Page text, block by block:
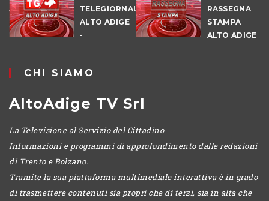
TELEGIORNALE
ALTO ADIGE
-
RASSEGNA
STAMPA
ALTO ADIGE
CHI SIAMO
AltoAdige TV Srl
La Televisione al Servizio del Cittadino
Informazioni e programmi di approfondimento dalle redazioni
di Trento e Bolzano.
Tramite la sua piattaforma multimediale interattiva è in grado
di trasmettere contenuti sia propri che di terzi, sia in alta che